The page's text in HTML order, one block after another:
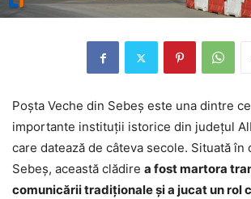
Poșta Veche din Sebeș este una dintre
importante instituții istorice din județul
care datează de câteva secole. Situată în
Sebeș, această clădire a fost martora
comunicării tradiționale și a jucat un rol